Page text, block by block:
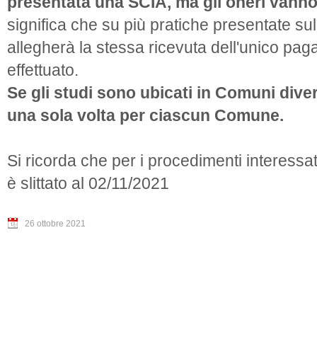
significa che su più pratiche presentate
allegherà la stessa ricevuta dell'unico
effettuato.
Se gli studi sono ubicati in Comuni
una sola volta per ciascun Comune.
Si ricorda che per i procedimenti
è slittato al 02/11/2021
26 ottobre 2021